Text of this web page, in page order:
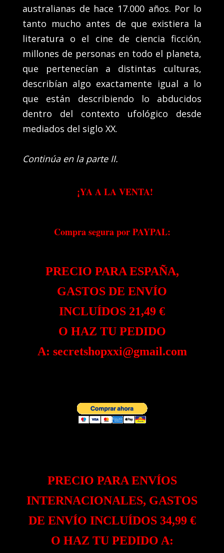
australianas de hace 17.000 años. Por lo
tanto mucho antes de que existiera la
literatura o el cine de ciencia ficción,
millones de personas en todo el planeta,
que pertenecían a distintas culturas,
describían algo exactamente igual a lo
que están describiendo lo abducidos
dentro del contexto ufológico desde
mediados del siglo XX.
Continúa en la parte II.
¡YA A LA VENTA!
Compra segura por PAYPAL:
PRECIO PARA ESPAÑA,
GASTOS DE ENVÍO
INCLUÍDOS 21,49 €
O HAZ TU PEDIDO
A: secretshopxxi@gmail.com
PRECIO PARA ENVÍOS
INTERNACIONALES, GASTOS
DE ENVÍO INCLUÍDOS 34,99 €
O HAZ TU PEDIDO A: